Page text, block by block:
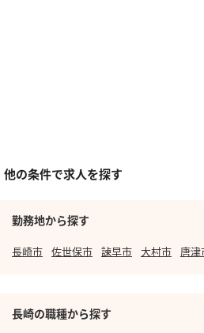
他の条件で求人を探す
勤務地から探す
長崎市 佐世保市 諫早市 大村市 唐津
長崎の職種から探す